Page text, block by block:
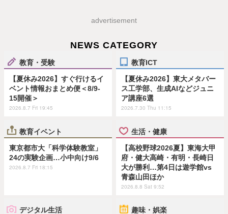
advertisement
NEWS CATEGORY
教育・受験
【夏休み2026】すぐ行けるイ
ベント情報おまとめ便＜8/9-
15開催＞
2026.8.7 Fri 19:45
教育ICT
【夏休み2026】東大メタバー
ス工学部、生成AIなどジュニ
ア講座6選
2026.7.30 Thu 11:15
教育イベント
東京都市大「科学体験教室」
24の実験企画…小中向け9/6
2026.8.7 Fri 18:15
生活・健康
【高校野球2026夏】東海大甲
府・健大高崎・有明・長崎日
大が勝利…第4日は遊学館vs
青森山田ほか
2026.8.8 Sat 9:52
デジタル生活 趣味・娯楽